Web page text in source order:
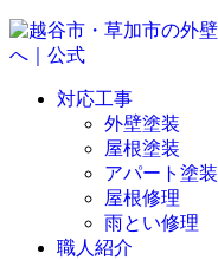
対応工事
外壁塗装
屋根塗装
アパート塗装
屋根修理
雨とい修理
職人紹介